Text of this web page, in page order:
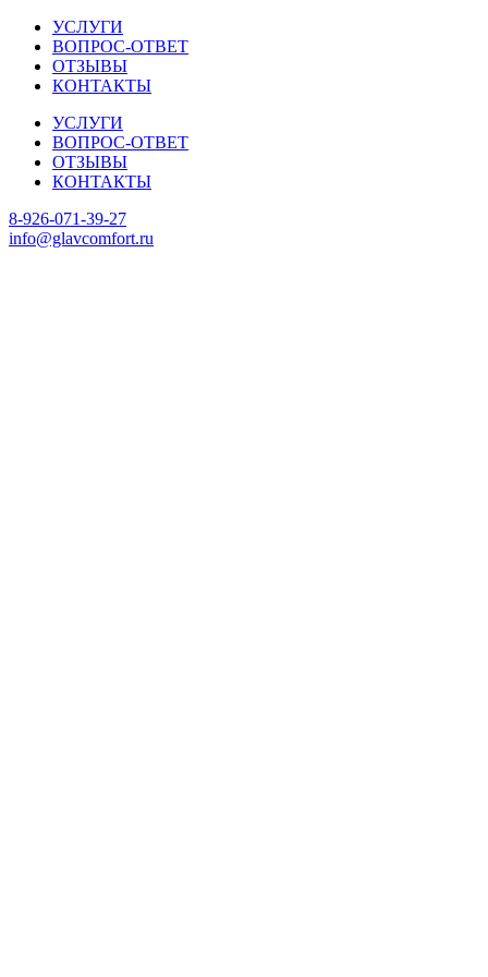
УСЛУГИ
ВОПРОС-ОТВЕТ
ОТЗЫВЫ
КОНТАКТЫ
УСЛУГИ
ВОПРОС-ОТВЕТ
ОТЗЫВЫ
КОНТАКТЫ
8-926-071-39-27
info@glavcomfort.ru